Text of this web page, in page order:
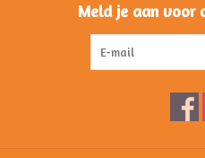
Meld je aan voor